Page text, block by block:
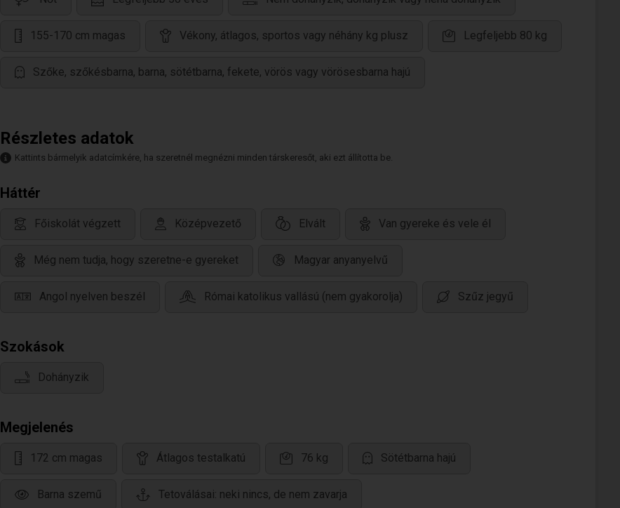
155-170 cm magas Vékony, átlagos, sportos vagy néhány kg plusz Legfeljebb 80 kg
Szőke, szőkésbarna, barna, sötétbarna, fekete, vörös vagy vörösesbarna hajú
Részletes adatok
Kattints bármelyik adatcímkére, ha szeretnél megnézni minden társkeresőt, aki ezt állította be.
Háttér
Főiskolát végzett Középvezető Elvált Van gyereke és vele él
Még nem tudja, hogy szeretne-e gyereket Magyar anyanyelvű
Angol nyelven beszél Római katolikus vallású (nem gyakorolja) Szűz jegyű
Szokások
Dohányzik
Megjelenés
172 cm magas Átlagos testalkatú 76 kg Sötétbarna hajú
Barna szemű Tetoválásai: neki nincs, de nem zavarja